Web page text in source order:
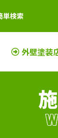
単検索
外壁塗装
塗装店
塗装店